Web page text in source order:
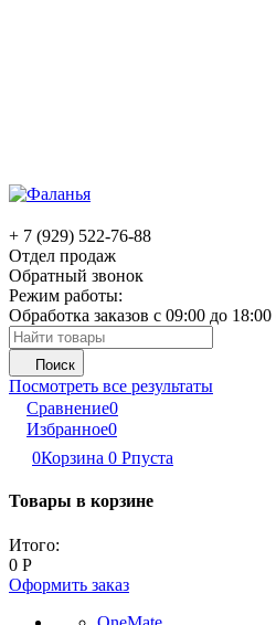
+ 7 (929) 522-76-88
Отдел продаж
Обратный звонок
Режим работы:
Обработка заказов с 09:00 до
Поиск
Посмотреть все результаты
Сравнение0
Избранное0
0Корзина 0 Рпуста
Товары в корзине
Итого:
0 Р
Оформить заказ